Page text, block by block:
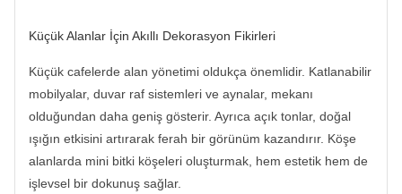
Küçük Alanlar İçin Akıllı Dekorasyon Fikirleri
Küçük cafelerde alan yönetimi oldukça önemlidir. Katlanabilir
mobilyalar, duvar raf sistemleri ve aynalar, mekanı
olduğundan daha geniş gösterir. Ayrıca açık tonlar, doğal
ışığın etkisini artırarak ferah bir görünüm kazandırır. Köşe
alanlarda mini bitki köşeleri oluşturmak, hem estetik hem de
işlevsel bir dokunuş sağlar.